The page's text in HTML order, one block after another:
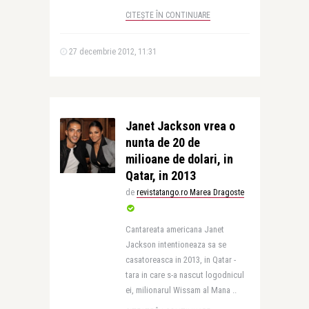
CITEȘTE ÎN CONTINUARE
27 decembrie 2012, 11:31
Janet Jackson vrea o
nunta de 20 de
milioane de dolari, in
Qatar, in 2013
de revistatango.ro Marea Dragoste
Cantareata americana Janet
Jackson intentioneaza sa se
casatoreasca in 2013, in Qatar -
tara in care s-a nascut logodnicul
ei, milionarul Wissam al Mana ..